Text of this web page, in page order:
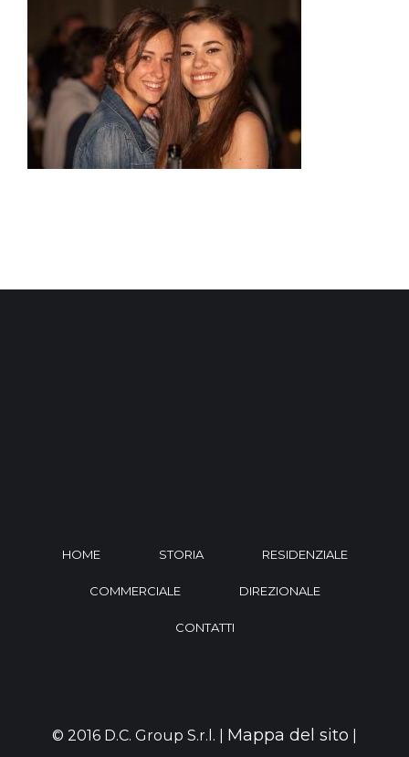
HOME STORIA RESIDENZIALE
COMMERCIALE DIREZIONALE
CONTATTI
© 2016 D.C. Group S.r.l. | Mappa del sito